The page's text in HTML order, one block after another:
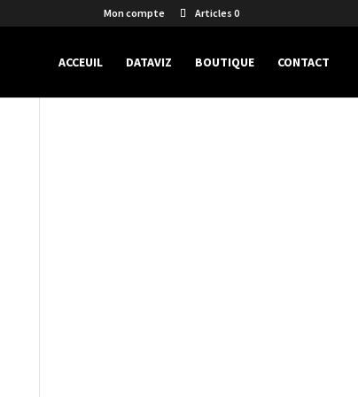
Mon compte Articles 0
ACCEUIL DATAVIZ BOUTIQUE CONTACT